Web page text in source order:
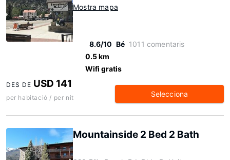
Mostra mapa
8.6/10 Bé 1011 comentaris
0.5 km
Wifi gratis
DES DE USD 141
per habitació / per nit Selecciona
Mountainside 2 Bed 2 Bath